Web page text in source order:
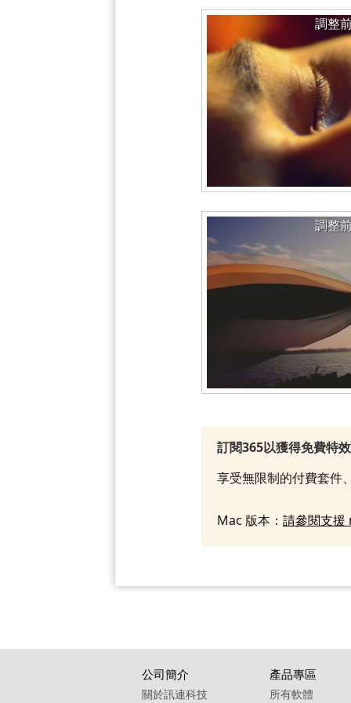
調整
調整
訂閱365以獲得免費特
享受無限制的付費套件
Mac 版本： 請參閱支援
公司簡介
關於訊連科技
產品專區
所有軟體